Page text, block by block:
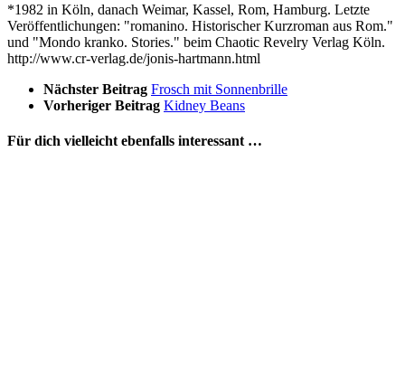
*1982 in Köln, danach Weimar, Kassel, Rom, Hamburg. Letzte
Veröffentlichungen: "romanino. Historischer Kurzroman aus Rom."
und "Mondo kranko. Stories." beim Chaotic Revelry Verlag Köln.
http://www.cr-verlag.de/jonis-hartmann.html
Nächster Beitrag Frosch mit Sonnenbrille
Vorheriger Beitrag Kidney Beans
Für dich vielleicht ebenfalls interessant …